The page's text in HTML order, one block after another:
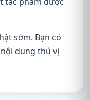
sớm. Bạn có
dung thú vị